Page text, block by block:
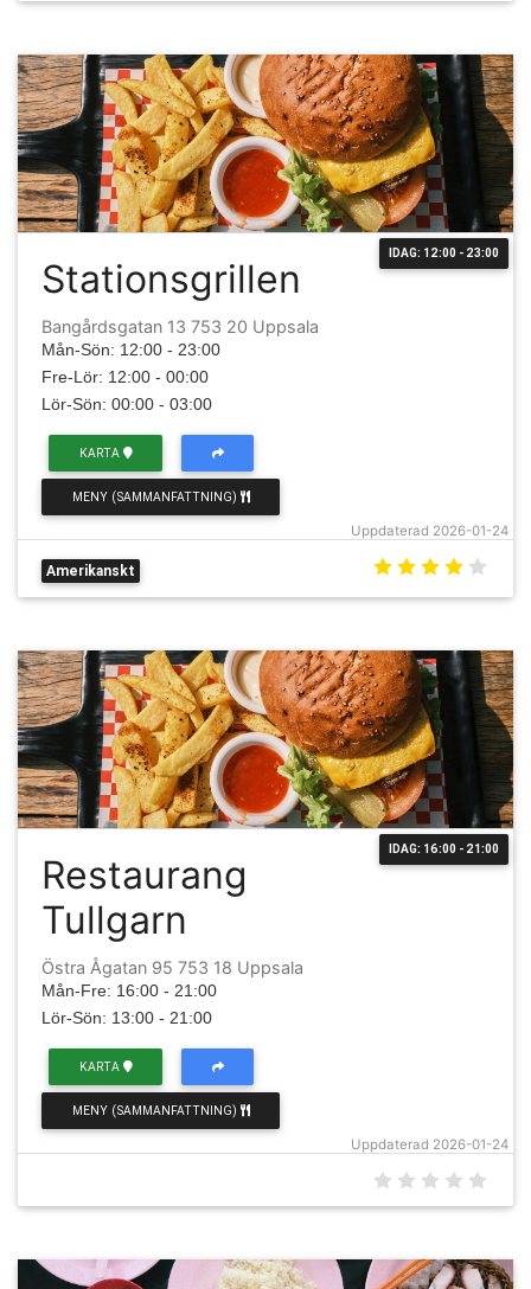
IDAG: 12:00 - 23:00
Stationsgrillen
Bangårdsgatan 13 753 20 Uppsala
Mån-Sön: 12:00 - 23:00
Fre-Lör: 12:00 - 00:00
Lör-Sön: 00:00 - 03:00
Uppdaterad 2026-01-24
KARTA
MENY (SAMMANFATTNING)
Amerikanskt
IDAG: 16:00 - 21:00
Restaurang
Tullgarn
Östra Ågatan 95 753 18 Uppsala
Mån-Fre: 16:00 - 21:00
Lör-Sön: 13:00 - 21:00
Uppdaterad 2026-01-24
KARTA
MENY (SAMMANFATTNING)